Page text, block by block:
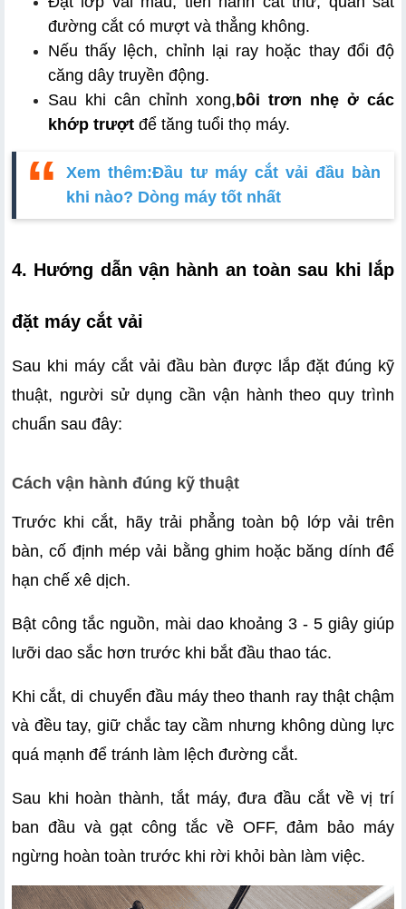
đường cắt có mượt và thẳng không.
Nếu thấy lệch, chỉnh lại ray hoặc thay đổi độ
căng dây truyền động.
Sau khi cân chỉnh xong, bôi trơn nhẹ ở các
khớp trượt để tăng tuổi thọ máy.
Xem thêm:Đầu tư máy cắt vải đầu bàn
khi nào? Dòng máy tốt nhất
4. Hướng dẫn vận hành an toàn sau khi lắp
đặt máy cắt vải
Sau khi máy cắt vải đầu bàn được lắp đặt đúng kỹ
thuật, người sử dụng cần vận hành theo quy trình
chuẩn sau đây:
Cách vận hành đúng kỹ thuật
Trước khi cắt, hãy trải phẳng toàn bộ lớp vải trên
bàn, cố định mép vải bằng ghim hoặc băng dính để
hạn chế xê dịch.
Bật công tắc nguồn, mài dao khoảng 3 - 5 giây giúp
lưỡi dao sắc hơn trước khi bắt đầu thao tác.
Khi cắt, di chuyển đầu máy theo thanh ray thật chậm
và đều tay, giữ chắc tay cầm nhưng không dùng lực
quá mạnh để tránh làm lệch đường cắt.
Sau khi hoàn thành, tắt máy, đưa đầu cắt về vị trí
ban đầu và gạt công tắc về OFF, đảm bảo máy
ngừng hoàn toàn trước khi rời khỏi bàn làm việc.